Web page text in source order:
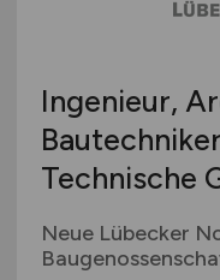
Ingenieur,
Bautechniker
Technische
Neue Lübecker